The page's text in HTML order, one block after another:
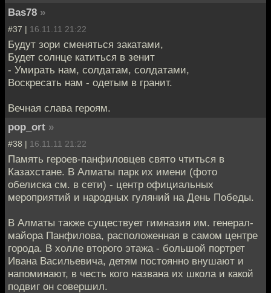
Bas78 »
#37 | 16.11.11 21:22
Будут зори сменяться закатами,
Будет солнце катиться в зенит
- Умирать нам, солдатам, солдатами,
Воскресать нам - одетым в гранит.
Вечная слава героям.
pop_ort »
#38 | 16.11.11 21:22
Память героев-панфиловцев свято чтиться в
Казахстане. В Алматы парк их имени (фото
обелиска см. в сети) - центр официальных
мероприятий и народных гуляний на День Победы.
В Алматы также существует гимназия им. генерал-
майора Панфилова, расположенная в самом центре
города. В холле второго этажа - большой портрет
Ивана Васильевича, детям постоянно внушают и
напоминают, в честь кого названа их школа и какой
подвиг он совершил.